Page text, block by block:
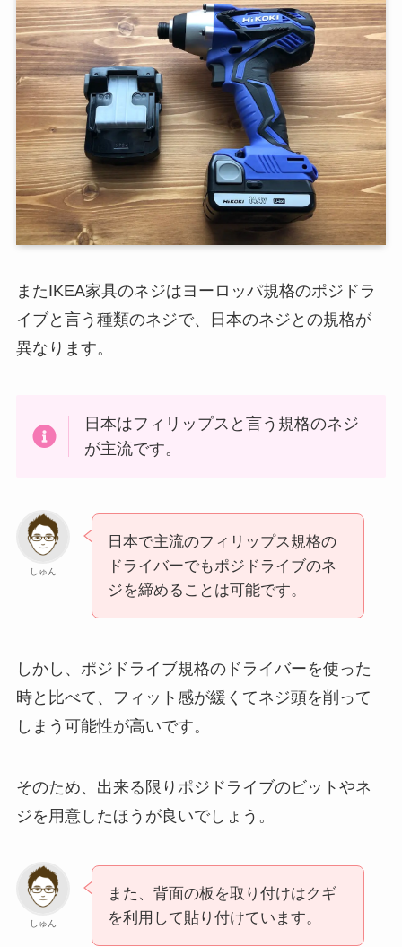
またIKEA家具のネジはヨーロッパ規格のポジドラ
イブと言う種類のネジで、日本のネジとの規格が
異なります。
日本はフィリップスと言う規格のネジ
が主流です。
しゅん
日本で主流のフィリップス規格の
ドライバーでもポジドライブのネ
ジを締めることは可能です。
しかし、ポジドライブ規格のドライバーを使った
時と比べて、フィット感が緩くてネジ頭を削って
しまう可能性が高いです。
そのため、出来る限りポジドライブのビットやネ
ジを用意したほうが良いでしょう。
しゅん
また、背面の板を取り付けはクギ
を利用して貼り付けています。